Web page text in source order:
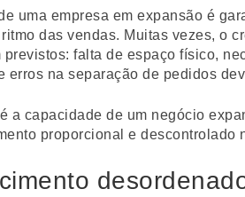
uma empresa em expansão é
das vendas. Muitas vezes, o
falta de espaço físico,
erros na separação de pedidos
a capacidade de um negócio
proporcional e descontrolado